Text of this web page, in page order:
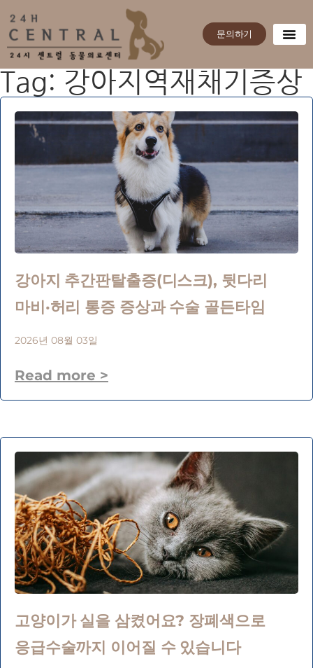
문의하기
Tag: 강아지역재채기증상
강아지 추간판탈출증(디스크), 뒷다리
마비·허리 통증 증상과 수술 골든타임
2026년 08월 03일
Read more >
고양이가 실을 삼켰어요? 장폐색으로
응급수술까지 이어질 수 있습니다